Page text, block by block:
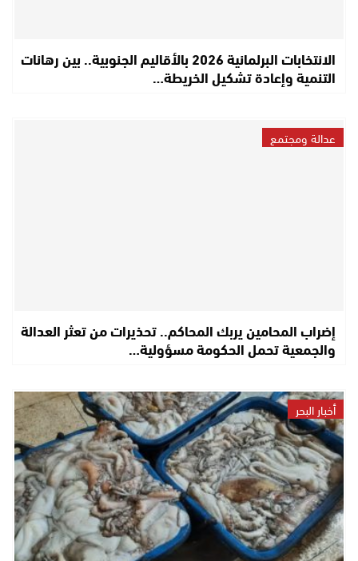
الانتخابات البرلمانية 2026 بالأقاليم الجنوبية.. بين رهانات
التنمية وإعادة تشكيل الخريطة…
عدالة ومجتمع
إضراب المحامين يربك المحاكم.. تحذيرات من تعثر العدالة
والجمعية تحمل الحكومة مسؤولية…
أخبار البحر